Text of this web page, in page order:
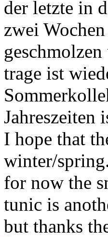
der letzte in
zwei
trage ist
Jahreszeiten
I hope that
winter/
for now the
tunic is
but thanks